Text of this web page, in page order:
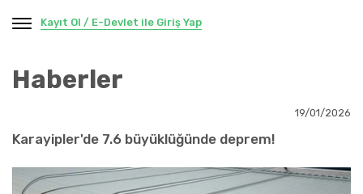
Kayıt Ol / E-Devlet ile Giriş Yap
Haberler
19/01/2026
Karayipler'de 7.6 büyüklüğünde deprem!